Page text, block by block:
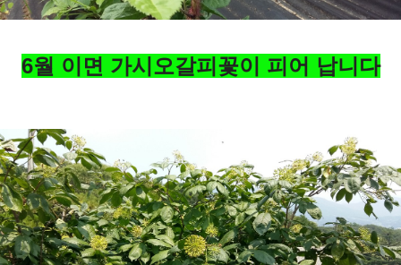
6월 이면 가시오갈피꽃이 피어 납니다